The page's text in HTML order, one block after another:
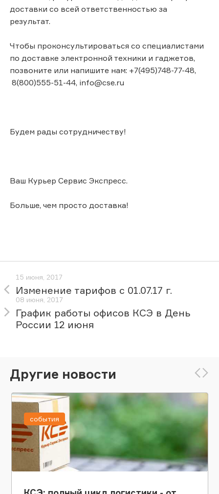
доставки со всей ответственностью за
результат.
Чтобы проконсультироваться со специалистами
по доставке электронной техники и гаджетов,
позвоните или напишите нам: +7(495)748-77-48,
8(800)555-51-44, info@cse.ru
Будем рады сотрудничеству!
Ваш Курьер Сервис Экспресс.
Больше, чем просто доставка!
15 июня, 2017
Изменение тарифов с 01.07.17 г.
08 июня, 2017
График работы офисов КСЭ в День
России 12 июня
Другие новости
события